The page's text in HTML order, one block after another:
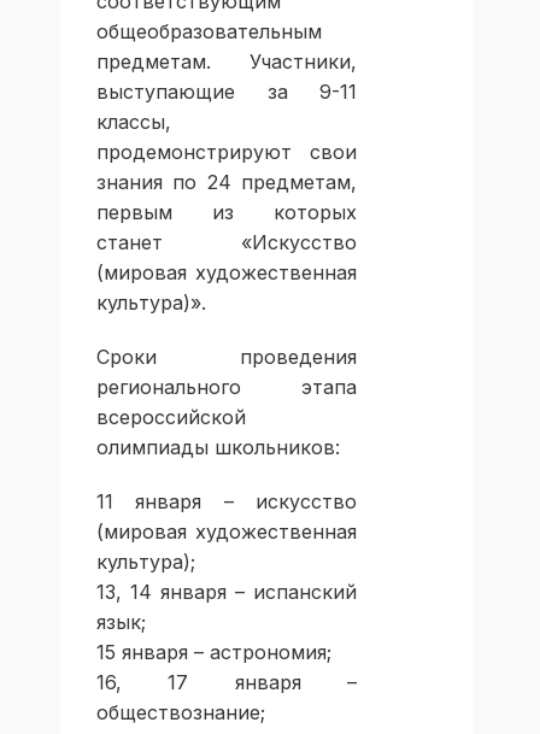
общеобразовательным
предметам. Участники,
выступающие за 9-11
классы,
продемонстрируют свои
знания по 24 предметам,
первым из которых
станет «Искусство
(мировая художественная
культура)».
Сроки проведения
регионального этапа
всероссийской
олимпиады школьников:
11 января – искусство
(мировая художественная
культура);
13, 14 января – испанский
язык;
15 января – астрономия;
16, 17 января –
обществознание;